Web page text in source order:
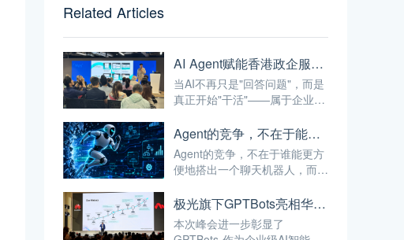
Related Articles
AI Agent赋能香港政企服务：从"能聊天"到"能干活"的最后一公里
当AI不再只是"回答问题"，而是
真正开始"干活"——属于企业级
Agent的竞争，不在于能不能搭出来
Agent的竞争，不在于谁能更方
便地搭出一个聊天机器人，而在
的真实业务流程。
极光旗下GPTBots亮相华为泰国合作伙伴峰会，带来让流量真正转化为业绩的AI解决方案
本次峰会进一步彰显了